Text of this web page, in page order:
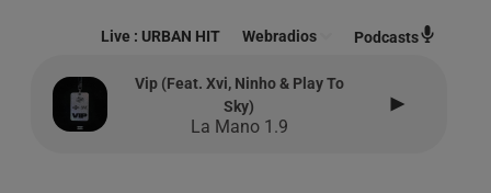
Live : URBAN HIT Webradios Podcasts
Vip (feat. Xvi, Ninho & Play To
Sky)
La Mano 1.9